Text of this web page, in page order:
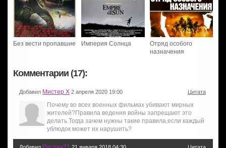
Без вести пропавшие Империя Солнца
Отряд особого
назначения
Комментарии (17):
Добавил Мистер Х 2 апреля 2020 19:00 Цитата
Почему во всех военных фильмах убивают мирных
жителей?Правила ведения войны запрещают это
делать.Тогда зачем нужны такие правила,если каждый
ублюдок может их нарушить?